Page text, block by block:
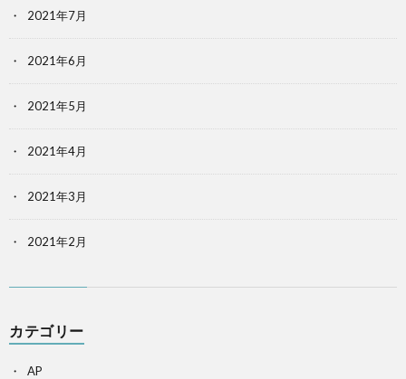
2021年7月
2021年6月
2021年5月
2021年4月
2021年3月
2021年2月
カテゴリー
AP